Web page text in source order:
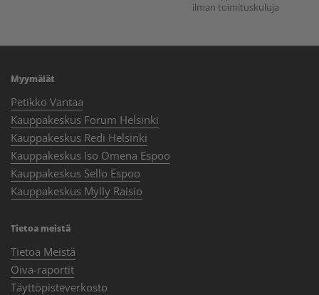
ilman toimituskuluja
Myymälät
Petikko Vantaa
Kauppakeskus Forum Helsinki
Kauppakeskus Redi Helsinki
Kauppakeskus Iso Omena Espoo
Kauppakeskus Sello Espoo
Kauppakeskus Mylly Raisio
Tietoa meistä
Tietoa Meistä
Oiva-raportit
Täyttöpisteverkosto